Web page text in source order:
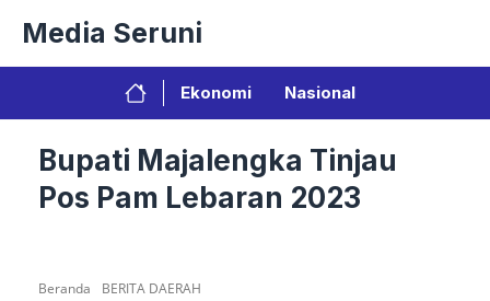
isi
Media Seruni
Ekonomi Nasional
Bupati Majalengka Tinjau
Pos Pam Lebaran 2023
Beranda BERITA DAERAH